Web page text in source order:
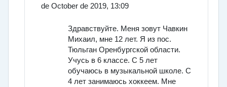
de October de 2019, 13:09
Здравствуйте. Меня зовут Чавкин
Михаил, мне 12 лет. Я из пос.
Тюльган Оренбургской области.
Учусь в 6 классе. С 5 лет
обучаюсь в музыкальной школе. С
4 лет занимаюсь хоккеем. Мне